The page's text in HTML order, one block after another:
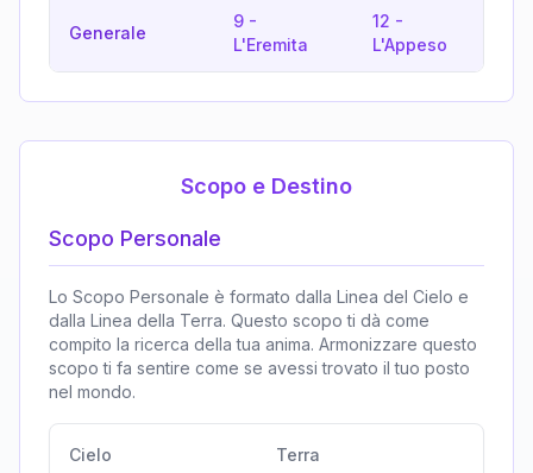
Generale
9 -
L'Eremita
12 -
L'Appeso
Scopo e Destino
Scopo Personale
Lo Scopo Personale è formato dalla Linea del Cielo e
dalla Linea della Terra. Questo scopo ti dà come
compito la ricerca della tua anima. Armonizzare questo
scopo ti fa sentire come se avessi trovato il tuo posto
nel mondo.
Cielo Terra